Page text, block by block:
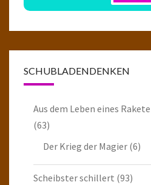
SCHUBLADENDENKEN
Aus dem Leben eines
(63)
Der Krieg der Magier (6)
Scheibster schillert (93)